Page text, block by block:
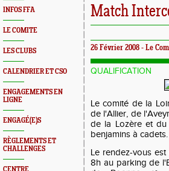
INFOS FFA
LE COMITE
LES CLUBS
CALENDRIER ET CSO
ENGAGEMENTS EN
LIGNE
ENGAGÉ(E)S
RÈGLEMENTS ET
CHALLENGES
Match
26 Février 2008 - Le
QUALIFICATION
Le comité de la
de l'Allier, de
de la Lozère et du
benjamins à cadets.
Le rendez-vous
8h au parking de